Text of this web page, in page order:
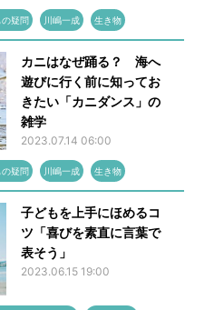
疑問 川嶋一成 生き物
カニはなぜ踊る？ 海へ
遊びに行く前に知ってお
きたい「カニダンス」の
雑学
2023.07.14 06:00
疑問 川嶋一成 生き物
子どもを上手にほめるコ
ツ「喜びを素直に言葉で
表そう」
2023.06.15 19:00